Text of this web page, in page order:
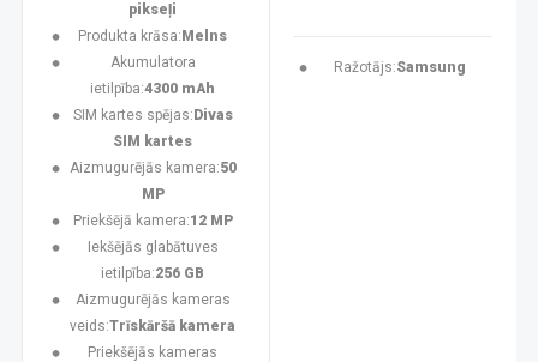
pikseļi
Produkta krāsa: Melns
Akumulatora
ietilpība:4300 mAh
SIM kartes spējas: Divas
SIM kartes
Aizmugurējās kamera:50
MP
Priekšējā kamera:12 MP
Iekšējās glabātuves
ietilpība:256 GB
Aizmugurējās kameras
veids:Trīskāršā kamera
Priekšējās kameras
Ražotājs:Samsung